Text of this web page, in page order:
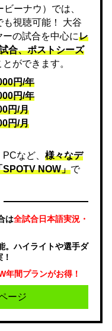
ーナウ）では、
も視聴可能！ 大谷
の試合を中心にレ
合、ポストシーズ
ができます。
円/年
円/年
円/月
円/月
など、 様々なデ
NOW」で
は全試合日本語実況・
。ハイライトや選手ダ
年間プランがお得！
ージ